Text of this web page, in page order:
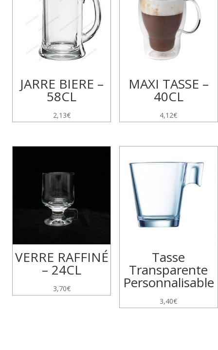
JARRE BIERE –
58CL
2,13€
MAXI TASSE –
40CL
4,12€
VERRE RAFFINÉ
– 24CL
3,70€
Tasse
Transparente
Personnalisable
3,40€